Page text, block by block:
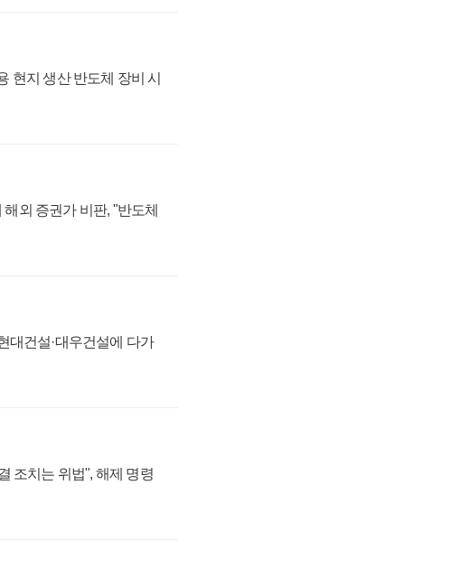
현지 생산 반도체 장비 시
외 증권가 비판, "반도체
대건설·대우건설에 다가
조치는 위법", 해제 명령